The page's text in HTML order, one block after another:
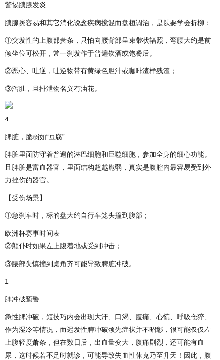
警惕胰腺发炎
胰腺炎容易和其它消化说念疾病搅混而盘桓调治，是以要学会折柳：
①突发性的上腹部萧条，只怕向腰背部呈束带状辐照，弯腰大约是前
倾坐位可松开，常一刹发作于普遍饮酒或饱餐后。
②恶心、吐逆，吐逆物带有黄绿色胆汁或咖啡渣样残渣；
③泻肚，且排泄物名义有油花。
4
脾脏，脆弱如“豆腐”
脾脏里面防守着普遍的淋巴细胞和巨噬细胞，参加全身的细心功能。
且脾脏是富血器官，里面结构超越脆弱，真实是腹腔内最容易受到外
力挫伤的器官。
【受伤场景】
①急刹车时，标的盘大约自行车笼头撞到腹部；
欧洲杯赛事时间表
②颠仆时如果左上腹着地或受到冲击；
③腰部失慎撞到桌角齐可能导致脾脏冲破。
1
脾冲破预警
急性脾冲破，短技巧内会出现大汗、口渴、腹痛、心慌、呼吸仓猝、
作为湿冷等情况，而迟发性脾冲破领先症状并不昭彰，很可能仅仅左
上腹轻度萧条，但在数日后，出血量变大，腹痛剧烈，还可能有血
尿，这时候若不足时就诊，可能导致失血性休克乃至升天！因此，腹